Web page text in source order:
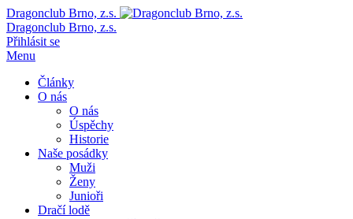
Dragonclub Brno, z.s.
Dragonclub Brno, z.s.
Přihlásit se
Menu
Články
O nás
O nás
Úspěchy
Historie
Naše posádky
Muži
Ženy
Junioři
Dračí lodě